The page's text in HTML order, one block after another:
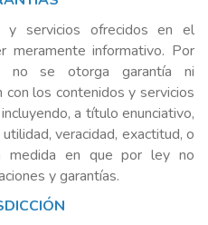
y servicios ofrecidos en el
meramente informativo. Por
no se otorga garantía ni
con los contenidos y servicios
a título enunciativo,
veracidad, exactitud, o
medida en que por ley no
y garantías.